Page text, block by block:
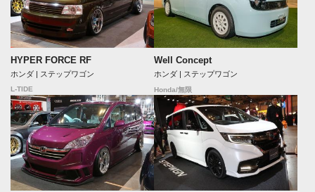
HYPER FORCE RF
ホンダ | ステップワゴン
L-TIDE
Well Concept
ホンダ | ステップワゴン
Honda/無限